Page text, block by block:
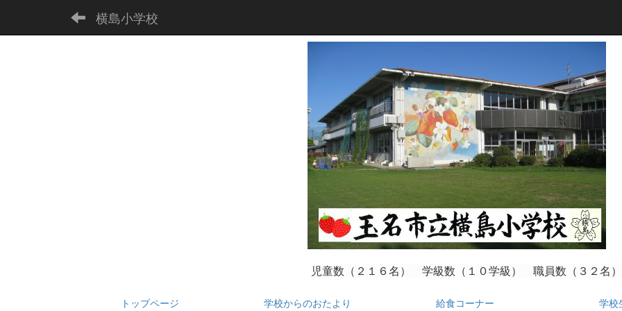
横島小学校
児童数（２１６名） 学級数（１０学級） 職員数（３２名）
トップページ 学校からのおたより 給食コーナー 学校